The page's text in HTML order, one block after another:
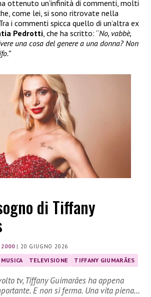
ottenuto un’infinità di commenti, molti
come lei, si sono ritrovate nella
i commenti spicca quello di un’altra ex
Pedrotti, che ha scritto: “No, vabbè,
una cosa del genere a una donna? Non
di Tiffany
2000|20 GIUGNO 2026
MUSICA TELEVISIONE TIFFANY GIUMARÃES
tv, Tiffany Guimarães ha appena
E non si ferma. Una vita piena…